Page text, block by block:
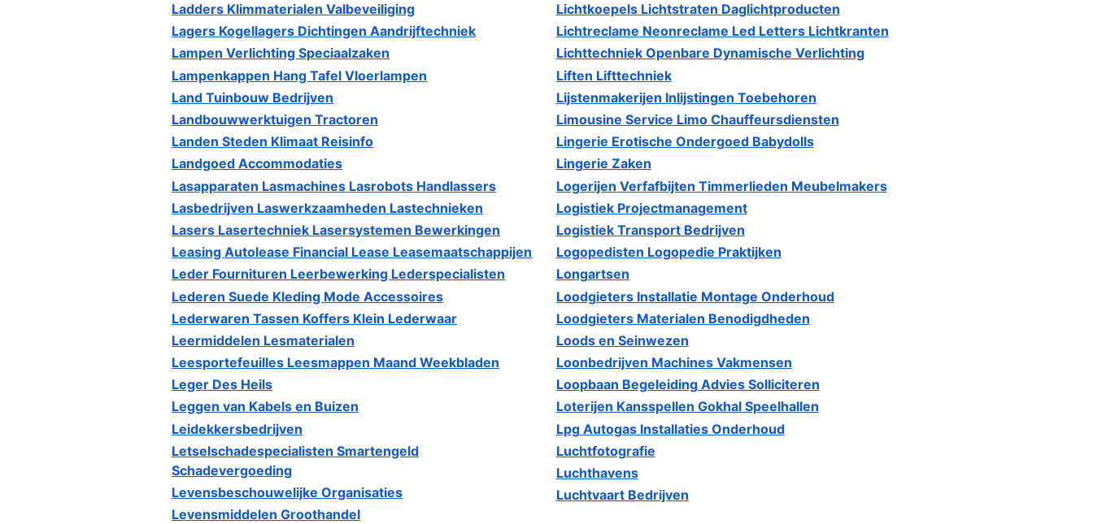
Ladders Klimmaterialen Valbeveiliging
Lagers Kogellagers Dichtingen Aandrijftechniek
Lampen Verlichting Speciaalzaken
Lampenkappen Hang Tafel Vloerlampen
Land Tuinbouw Bedrijven
Landbouwwerktuigen Tractoren
Landen Steden Klimaat Reisinfo
Landgoed Accommodaties
Lasapparaten Lasmachines Lasrobots Handlassers
Lasbedrijven Laswerkzaamheden Lastechnieken
Lasers Lasertechniek Lasersystemen Bewerkingen
Leasing Autolease Financial Lease Leasemaatschappijen
Leder Fournituren Leerbewerking Lederspecialisten
Lederen Suede Kleding Mode Accessoires
Lederwaren Tassen Koffers Klein Lederwaar
Leermiddelen Lesmaterialen
Leesportefeuilles Leesmappen Maand Weekbladen
Leger Des Heils
Leggen van Kabels en Buizen
Leidekkersbedrijven
Letselschadespecialisten Smartengeld
Schadevergoeding
Levensbeschouwelijke Organisaties
Levensmiddelen Groothandel
Lichtkoepels Lichtstraten Daglichtproducten
Lichtreclame Neonreclame Led Letters Lichtkranten
Lichttechniek Openbare Dynamische Verlichting
Liften Lifttechniek
Lijstenmakerijen Inlijstingen Toebehoren
Limousine Service Limo Chauffeursdiensten
Lingerie Erotische Ondergoed Babydolls
Lingerie Zaken
Logerijen Verfafbijten Timmerlieden Meubelmakers
Logistiek Projectmanagement
Logistiek Transport Bedrijven
Logopedisten Logopedie Praktijken
Longartsen
Loodgieters Installatie Montage Onderhoud
Loodgieters Materialen Benodigdheden
Loods en Seinwezen
Loonbedrijven Machines Vakmensen
Loopbaan Begeleiding Advies Solliciteren
Loterijen Kansspellen Gokhal Speelhallen
Lpg Autogas Installaties Onderhoud
Luchtfotografie
Luchthavens
Luchtvaart Bedrijven